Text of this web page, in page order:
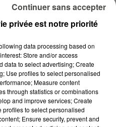
Voir toute l'équipe RCA
DIMITRI COUTAND
Journaliste
privée est notre priorité
data processing based on
Store and/or access
data to select advertising; Create
Use profiles to select personalised
Measure content
through statistics or combinations
and improve services; Create
to select personalised
Ensure security, prevent and
Continuer sans accepter